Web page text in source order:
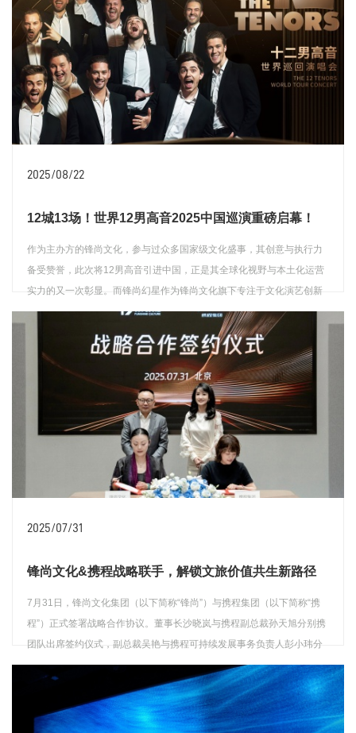
2025/08/22
12城13场！世界12男高音2025中国巡演重磅启幕！
作为主办方的锋尚文化，参与过众多国家级文化盛事，其创意与执行力
备受赞誉，此次将12男高音引进中国，正是其全球化视野与本土化运营
实力的又一次彰显。而锋尚幻星作为锋尚文化旗下专注于文化演艺创新
的子公司，在此次巡演中承担着重要承办角色。
2025/07/31
锋尚文化&携程战略联手，解锁文旅价值共生新路径
7月31日，锋尚文化集团（以下简称“锋尚”）与携程集团（以下简称“携
程”）正式签署战略合作协议。董事长沙晓岚与携程副总裁孙天旭分别携
团队出席签约仪式，副总裁吴艳与携程可持续发展事务负责人彭小玮分
别代表双方公司完成签约。